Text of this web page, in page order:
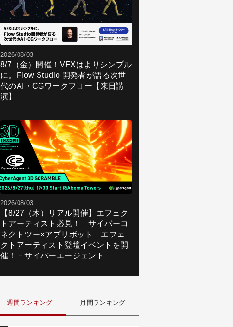
2026/08/03
8/7（金）開催！VFXはよりシンプル
に。Flow Studio 開発者が語る次世
代のAI・CGワークフロー【来日講
演】
2026/08/03
【8/27（木）リアル開催】エフェク
トアーティスト必見！ サイバーコ
ネクトツー×アプリボット エフェ
クトアーティスト登壇イベントを開
催！－サイバーエージェント
週間ランキング 月間ランキング